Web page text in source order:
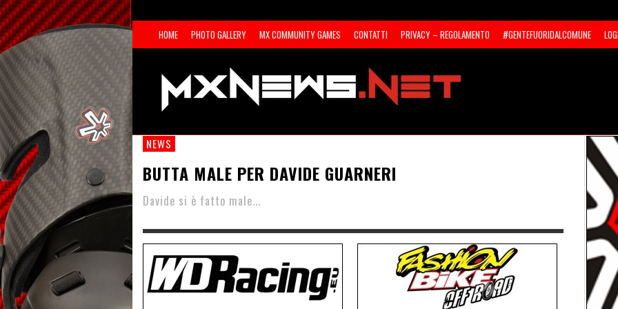
HOME PHOTO GALLERY MX COMMUNITY GAMES CONTATTI PRIVACY – REGOLAMENTO #GENTEFUORIDALCOMUNE
NEWS
BUTTA MALE PER DAVIDE GUARNERI
Davide si è fatto male...